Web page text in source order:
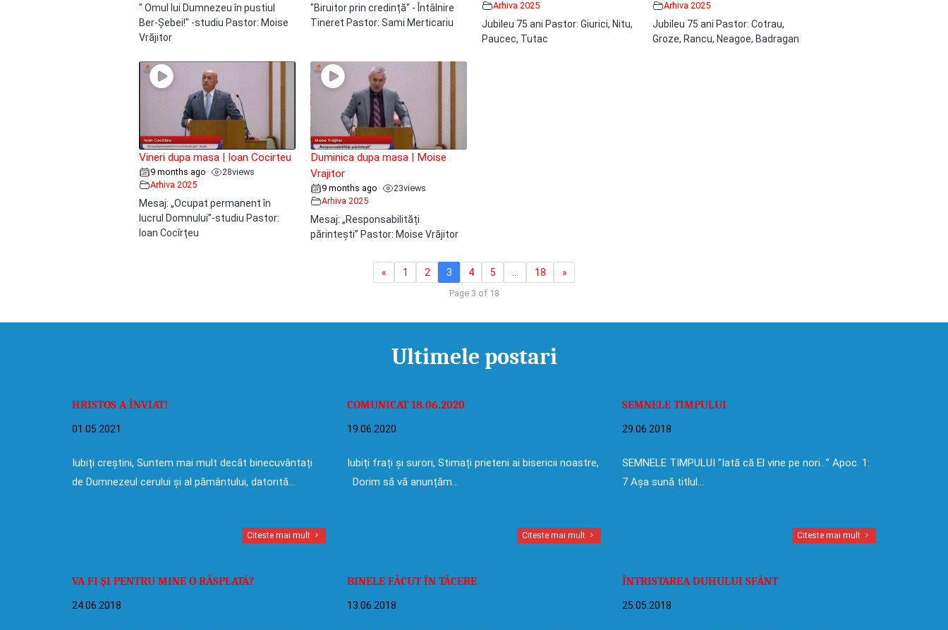
" Omul lui Dumnezeu în pustiul
Ber-Șebei!" -studiu Pastor: Moise
Vrăjitor
"Biruitor prin credință" - Întâlnire
Tineret Pastor: Sami Merticariu
Arhiva 2025
Jubileu 75 ani Pastor: Giurici, Nitu,
Paucec, Tutac
Arhiva 2025
Jubileu 75 ani Pastor: Cotrau,
Groze, Rancu, Neagoe, Badragan
Vineri dupa masa | Ioan Cocirteu
9 months ago • 28views
Arhiva 2025
Mesaj: „Ocupat permanent în
lucrul Domnului”-studiu Pastor:
Ioan Cocîrțeu
Duminica dupa masa | Moise
Vrajitor
9 months ago • 23views
Arhiva 2025
Mesaj: „Responsabilități
părintești” Pastor: Moise Vrăjitor
« 1 2 3 4 5 18 »
Page 3 of 18
Ultimele postari
HRISTOS A ÎNVIAT!
01.05.2021
Iubiți creștini, Suntem mai mult decât binecuvântați
de Dumnezeul cerului și al pământului, datorită…
Citeste mai mult
COMUNICAT 18.06.2020
19.06.2020
Iubiți frați și surori, Stimați prieteni ai bisericii noastre,
Dorim să vă anunțăm…
Citeste mai mult
SEMNELE TIMPULUI
29.06.2018
SEMNELE TIMPULUI ”Iată că El vine pe nori…” Apoc. 1:
7 Așa sună titlul…
Citeste mai mult
VA FI ȘI PENTRU MINE O RĂSPLATĂ?
24.06.2018
BINELE FĂCUT ÎN TĂCERE
13.06.2018
ÎNTRISTAREA DUHULUI SFÂNT
25.05.2018